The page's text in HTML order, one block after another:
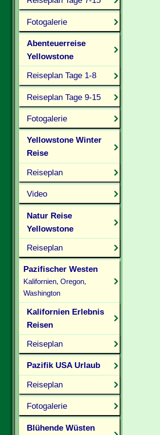
Fotogalerie
Abenteuerreise
Yellowstone
Reiseplan Tage 1-8
Reiseplan Tage 9-15
Fotogalerie
Yellowstone Winter
Reise
Reiseplan
Video
Natur Reise
Yellowstone
Reiseplan
Pazifischer Westen
Kalifornien, Oregon,
Washington
Kalifornien Erlebnis
Reisen
Reiseplan
Pazifik USA Urlaub
Reiseplan
Fotogalerie
Blühende Wüsten